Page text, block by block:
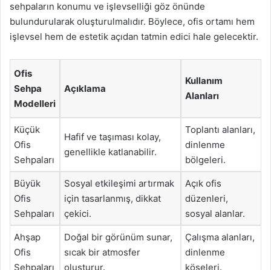
sehpaların konumu ve işlevselliği göz önünde
bulundurularak oluşturulmalıdır. Böylece, ofis ortamı hem
işlevsel hem de estetik açıdan tatmin edici hale gelecektir.
Ofis
Sehpa
Modelleri
Açıklama
Kullanım
Alanları
Küçük
Ofis
Sehpaları
Hafif ve taşıması kolay,
genellikle katlanabilir.
Toplantı alanları,
dinlenme
bölgeleri.
Büyük
Ofis
Sehpaları
Sosyal etkileşimi artırmak
için tasarlanmış, dikkat
çekici.
Açık ofis
düzenleri,
sosyal alanlar.
Ahşap
Ofis
Sehpaları
Doğal bir görünüm sunar,
sıcak bir atmosfer
oluşturur.
Çalışma alanları,
dinlenme
köşeleri.